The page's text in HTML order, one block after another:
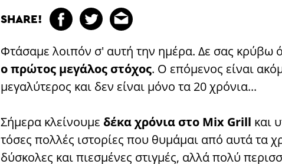
SHARE!
Φτάσαμε λοιπόν σ' αυτή την ημέρα. Δε σας κρύβω
ο πρώτος μεγάλος στόχος. Ο επόμενος είναι
μεγαλύτερος και δεν είναι μόνο τα 20 χρόνια...
Σήμερα κλείνουμε δέκα χρόνια στο Mix Grill και
τόσες πολλές ιστορίες που θυμάμαι από αυτά τα
δύσκολες και πιεσμένες στιγμές, αλλά πολύ